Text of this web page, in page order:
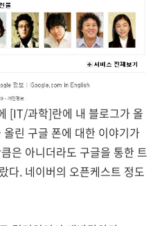
[IT/과학]란에 내 블로그가 올
린 구글 폰에 대한 이야기가
은 아니더라도 구글을 통한 트
다. 네이버의 오픈케스트 정도